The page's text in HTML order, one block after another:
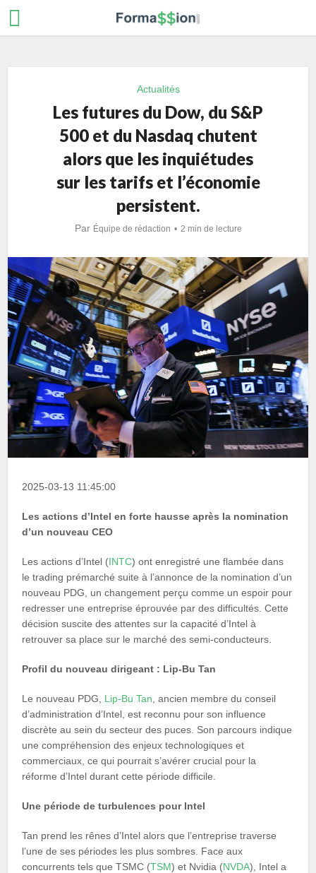
Actualités
Les futures du Dow, du S&P
500 et du Nasdaq chutent
alors que les inquiétudes
sur les tarifs et l’économie
persistent.
Par Équipe de rédaction 2 min de lecture
2025-03-13 11:45:00
Les actions d’Intel en forte hausse après la nomination
d’un nouveau CEO
Les actions d’Intel (INTC) ont enregistré une flambée dans
le trading prémarché suite à l’annonce de la nomination d’un
nouveau PDG, un changement perçu comme un espoir pour
redresser une entreprise éprouvée par des difficultés. Cette
décision suscite des attentes sur la capacité d’Intel à
retrouver sa place sur le marché des semi-conducteurs.
Profil du nouveau dirigeant : Lip-Bu Tan
Le nouveau PDG, Lip-Bu Tan , ancien membre du conseil
d’administration d’Intel, est reconnu pour son influence
discrète au sein du secteur des puces. Son parcours indique
une compréhension des enjeux technologiques et
commerciaux, ce qui pourrait s’avérer crucial pour la
réforme d’Intel durant cette période difficile.
Une période de turbulences pour Intel
Tan prend les rênes d’Intel alors que l’entreprise traverse
l’une de ses périodes les plus sombres. Face aux
concurrents tels que TSMC (TSM) et Nvidia (NVDA), Intel a